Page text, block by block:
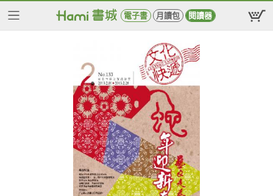
電子書 月讀包 閱讀器